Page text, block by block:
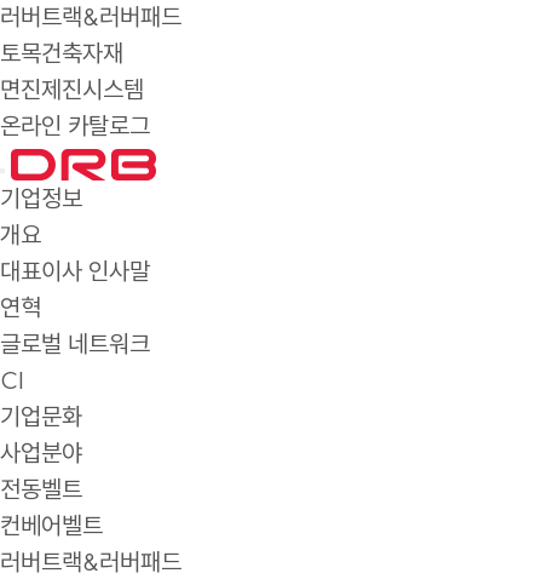
러버트랙&러버패드
토목건축자재
면진제진시스템
온라인 카탈로그
기업정보
개요
대표이사 인사말
연혁
글로벌 네트워크
CI
기업문화
사업분야
전동벨트
컨베어벨트
러버트랙&러버패드